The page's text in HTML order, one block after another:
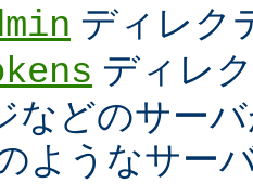
ディレク
ディレ
などのサー
ようなサー